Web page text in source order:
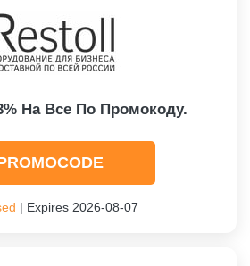
На Все По Промокоду.
| Expires 2026-08-07